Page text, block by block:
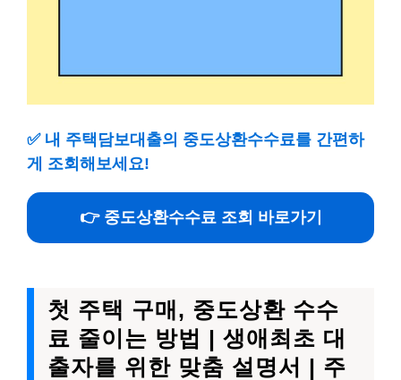
✅ 내 주택담보대출의 중도상환수수료를 간편하
게 조회해보세요!
👉 중도상환수수료 조회 바로가기
첫 주택 구매, 중도상환 수수
료 줄이는 방법 | 생애최초 대
출자를 위한 맞춤 설명서 | 주